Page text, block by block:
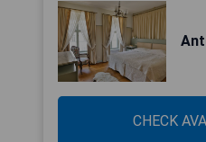
CHECK